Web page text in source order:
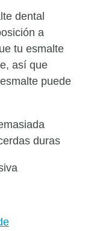
dental
a
tu esmalte
así que
puede
duras